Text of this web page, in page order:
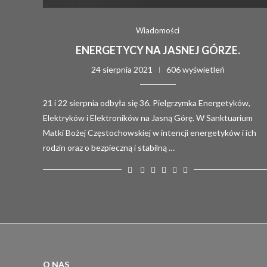
Wiadomości
ENERGETYCY NA JASNEJ GÓRZE.
24 sierpnia 2021 606 wyświetleń
21 i 22 sierpnia odbyła się 36. Pielgrzymka Energetyków,
Elektryków i Elektroników na Jasną Górę. W Sanktuarium
Matki Bożej Częstochowskiej w intencji energetyków i ich
rodzin oraz o bezpieczną i stabilną …
O NAS